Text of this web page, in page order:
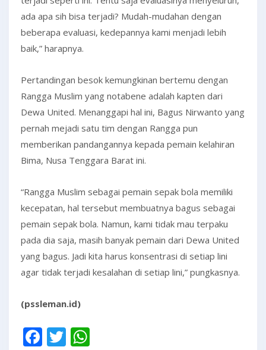
ada apa sih bisa terjadi? Mudah-mudahan dengan
beberapa evaluasi, kedepannya kami menjadi lebih
baik,” harapnya.
Pertandingan besok kemungkinan bertemu dengan
Rangga Muslim yang notabene adalah kapten dari
Dewa United. Menanggapi hal ini, Bagus Nirwanto yang
pernah mejadi satu tim dengan Rangga pun
memberikan pandangannya kepada pemain kelahiran
Bima, Nusa Tenggara Barat ini.
“Rangga Muslim sebagai pemain sepak bola memiliki
kecepatan, hal tersebut membuatnya bagus sebagai
pemain sepak bola. Namun, kami tidak mau terpaku
pada dia saja, masih banyak pemain dari Dewa United
yang bagus. Jadi kita harus konsentrasi di setiap lini
agar tidak terjadi kesalahan di setiap lini,” pungkasnya.
(pssleman.id)
Facebook
Twitter